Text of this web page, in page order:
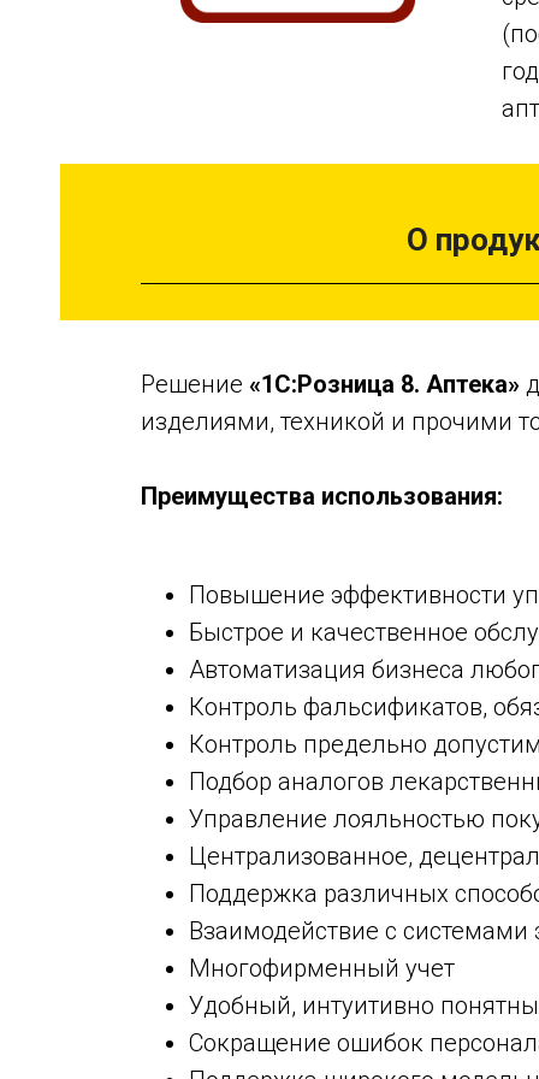
О
Решение «1С:Розница 8. Аптека»
изделиями, техникой и прочими
Преимущества использования:
Повышение эффективности
Быстрое и качественное
Автоматизация бизнеса
Контроль фальсификатов,
Контроль предельно
Подбор аналогов
Управление лояльностью
Централизованное,
Поддержка различных
Взаимодействие с системами
Многофирменный учет
Удобный, интуитивно
Сокращение ошибок